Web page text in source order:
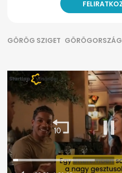
GÖRÖG SZIGET GÖRÖGORSZÁG